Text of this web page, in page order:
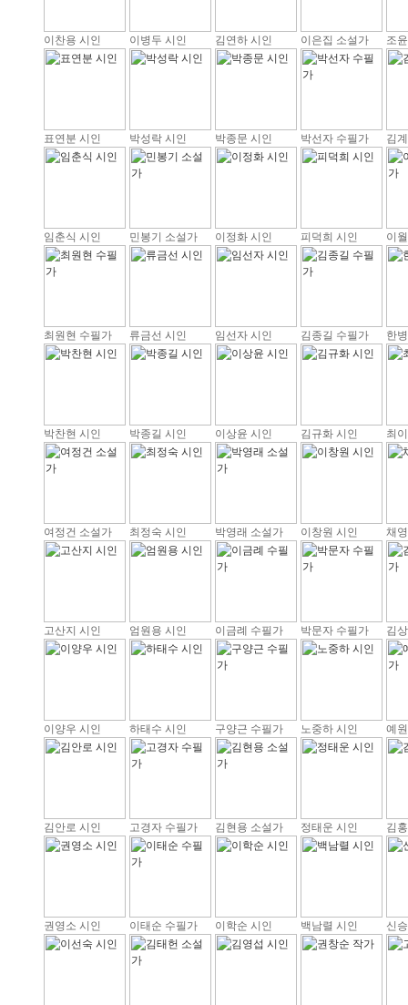
이찬용 시인 이병두 시인 김연하 시인 이은집 소설가 조
표연분 시인 박성락 시인 박종문 시인 박선자 수필가 김
임춘식 시인 민봉기 소설가 이정화 시인 피덕희 시인 이
최원현 수필가 류금선 시인 임선자 시인 김종길 수필가 한
박찬현 시인 박종길 시인 이상윤 시인 김규화 시인 최
여정건 소설가 최정숙 시인 박영래 소설가 이창원 시인 채
고산지 시인 엄원용 시인 이금례 수필가 박문자 수필가 김
이양우 시인 하태수 시인 구양근 수필가 노중하 시인 예
김안로 시인 고경자 수필가 김현용 소설가 정태운 시인 김
권영소 시인 이태순 수필가 이학순 시인 백남렬 시인 신